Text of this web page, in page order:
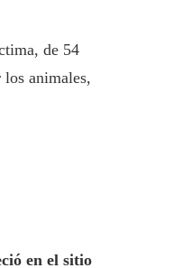
de 54
animales,
en el sitio